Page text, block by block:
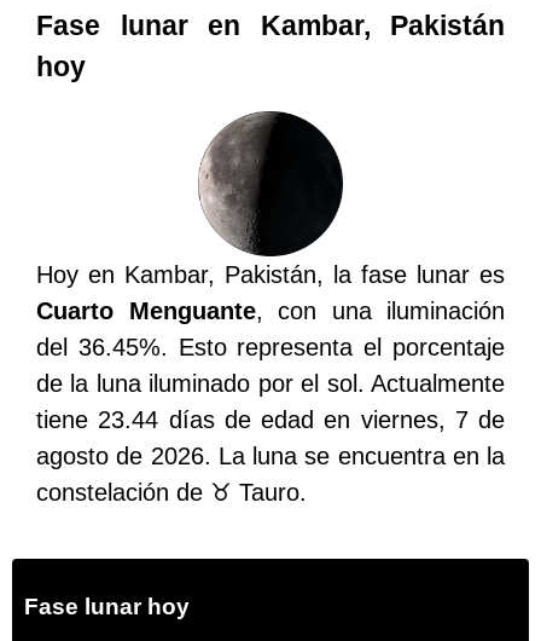
Fase lunar en Kambar, Pakistán
hoy
Hoy en Kambar, Pakistán, la fase lunar es
Cuarto Menguante, con una iluminación
del 36.45%. Esto representa el porcentaje
de la luna iluminado por el sol. Actualmente
tiene 23.44 días de edad en viernes, 7 de
agosto de 2026. La luna se encuentra en la
constelación de ♉ Tauro.
Fase lunar hoy